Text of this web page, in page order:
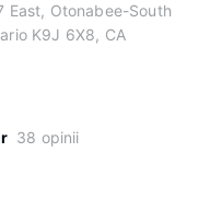
East, Otonabee-South
K9J 6X8, CA
38 opinii